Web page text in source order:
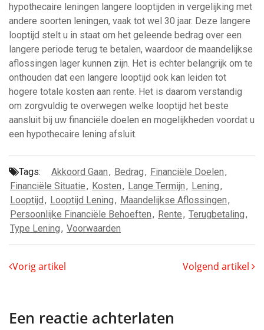
hypothecaire leningen langere looptijden in vergelijking met
andere soorten leningen, vaak tot wel 30 jaar. Deze langere
looptijd stelt u in staat om het geleende bedrag over een
langere periode terug te betalen, waardoor de maandelijkse
aflossingen lager kunnen zijn. Het is echter belangrijk om te
onthouden dat een langere looptijd ook kan leiden tot
hogere totale kosten aan rente. Het is daarom verstandig
om zorgvuldig te overwegen welke looptijd het beste
aansluit bij uw financiële doelen en mogelijkheden voordat u
een hypothecaire lening afsluit.
Tags: Akkoord Gaan, Bedrag, Financiële Doelen,
Financiële Situatie, Kosten, Lange Termijn, Lening,
Looptijd, Looptijd Lening, Maandelijkse Aflossingen,
Persoonlijke Financiële Behoeften, Rente, Terugbetaling,
Type Lening, Voorwaarden
Vorig artikel Volgend artikel
Een reactie achterlaten